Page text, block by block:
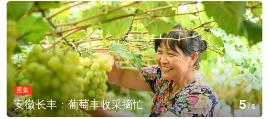
图集
湖北房县：路畅景美 6/6